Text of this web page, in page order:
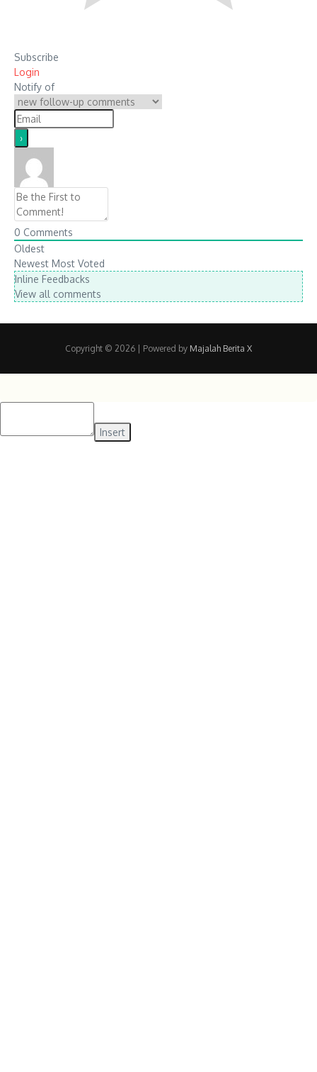
Subscribe
Login
Notify of
0 Comments
Oldest
Newest Most Voted
Inline Feedbacks
View all comments
Copyright © 2026 | Powered by Majalah Berita X
Insert